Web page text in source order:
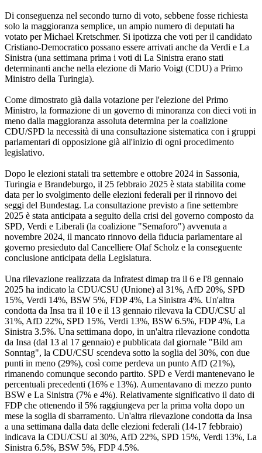
Di conseguenza nel secondo turno di voto, sebbene fosse richiesta
solo la maggioranza semplice, un ampio numero di deputati ha
votato per Michael Kretschmer. Si ipotizza che voti per il candidato
Cristiano-Democratico possano essere arrivati anche da Verdi e La
Sinistra (una settimana prima i voti di La Sinistra erano stati
determinanti anche nella elezione di Mario Voigt (CDU) a Primo
Ministro della Turingia).
Come dimostrato già dalla votazione per l'elezione del Primo
Ministro, la formazione di un governo di minoranza con dieci voti in
meno dalla maggioranza assoluta determina per la coalizione
CDU/SPD la necessità di una consultazione sistematica con i gruppi
parlamentari di opposizione già all'inizio di ogni procedimento
legislativo.
Dopo le elezioni statali tra settembre e ottobre 2024 in Sassonia,
Turingia e Brandeburgo, il 25 febbraio 2025 è stata stabilita come
data per lo svolgimento delle elezioni federali per il rinnovo dei
seggi del Bundestag. La consultazione previsto a fine settembre
2025 è stata anticipata a seguito della crisi del governo composto da
SPD, Verdi e Liberali (la coalizione "Semaforo") avvenuta a
novembre 2024, il mancato rinnovo della fiducia parlamentare al
governo presieduto dal Cancelliere Olaf Scholz e la conseguente
conclusione anticipata della Legislatura.
Una rilevazione realizzata da Infratest dimap tra il 6 e l'8 gennaio
2025 ha indicato la CDU/CSU (Unione) al 31%, AfD 20%, SPD
15%, Verdi 14%, BSW 5%, FDP 4%, La Sinistra 4%. Un'altra
condotta da Insa tra il 10 e il 13 gennaio rilevava la CDU/CSU al
31%, AfD 22%, SPD 15%, Verdi 13%, BSW 6.5%, FDP 4%, La
Sinistra 3.5%. Una settimana dopo, in un'altra rilevazione condotta
da Insa (dal 13 al 17 gennaio) e pubblicata dal giornale "Bild am
Sonntag", la CDU/CSU scendeva sotto la soglia del 30%, con due
punti in meno (29%), così come perdeva un punto AfD (21%),
rimanendo comunque secondo partito. SPD e Verdi mantenevano le
percentuali precedenti (16% e 13%). Aumentavano di mezzo punto
BSW e La Sinistra (7% e 4%). Relativamente significativo il dato di
FDP che ottenendo il 5% raggiungeva per la prima volta dopo un
mese la soglia di sbarramento. Un'altra rilevazione condotta da Insa
a una settimana dalla data delle elezioni federali (14-17 febbraio)
indicava la CDU/CSU al 30%, AfD 22%, SPD 15%, Verdi 13%, La
Sinistra 6.5%, BSW 5%, FDP 4.5%.